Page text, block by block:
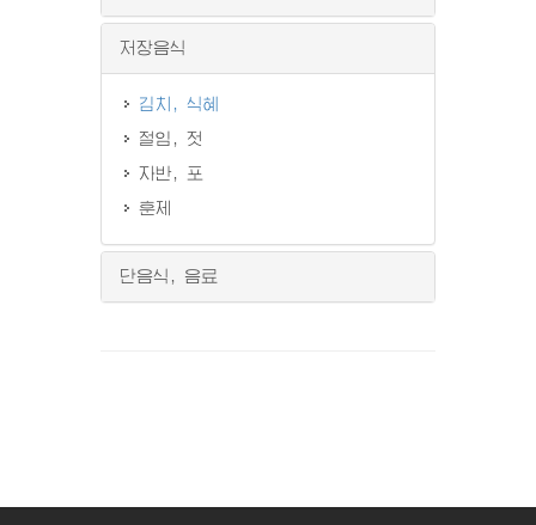
저장음식
김치, 식혜
절임, 젓
자반, 포
훈제
단음식, 음료